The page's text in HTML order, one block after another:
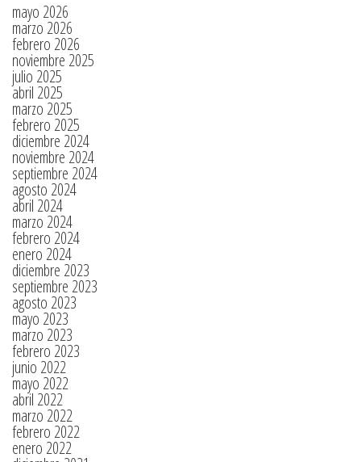
mayo 2026
marzo 2026
febrero 2026
noviembre 2025
julio 2025
abril 2025
marzo 2025
febrero 2025
diciembre 2024
noviembre 2024
septiembre 2024
agosto 2024
abril 2024
marzo 2024
febrero 2024
enero 2024
diciembre 2023
septiembre 2023
agosto 2023
mayo 2023
marzo 2023
febrero 2023
junio 2022
mayo 2022
abril 2022
marzo 2022
febrero 2022
enero 2022